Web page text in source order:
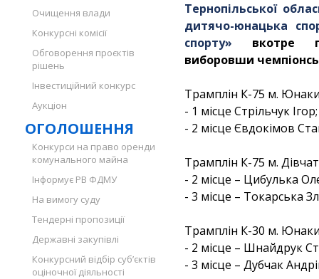
Очищення влади
Конкурсні комісії
Обговорення проєктів
рішень
Інвестиційний конкурс
Аукціон
ОГОЛОШЕННЯ
Конкурси на право оренди
комунального майна
Інформує РВ ФДМУ
На вимогу суду
Тендерні пропозиції
Державні закупівлі
Конкурсний відбір суб’єктів
оціночної діяльності
Тернопільської
дитячо-юнацька
спорту» вкотре
виборовши
Трамплін К-75 м.
- 1 місце Стрільчук Ігор;
- 2 місце Євдокімов
Трамплін К-75 м.
- 2 місце – Цибулька
- 3 місце – Токарська
Трамплін К-30 м.
- 2 місце – Шнайдрук
- 3 місце – Дубчак